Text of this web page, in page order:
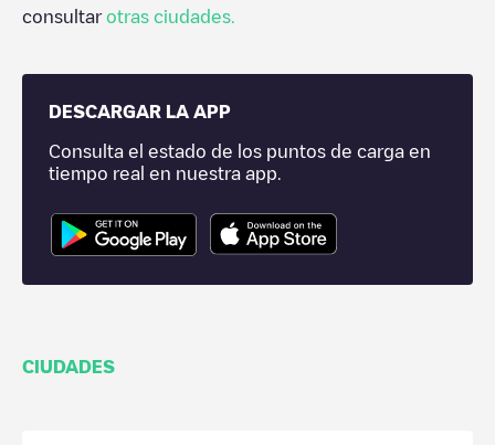
consultarotras ciudades.
DESCARGAR LA APP
Consulta el estado de los puntos de carga en
tiempo real en nuestra app.
CIUDADES